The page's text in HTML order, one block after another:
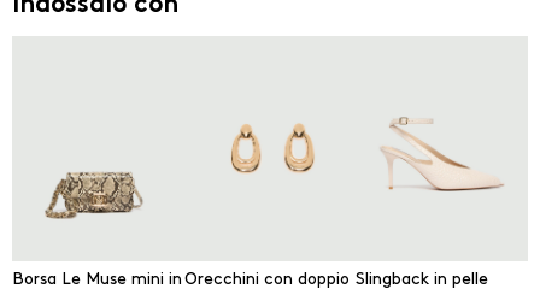
Indossalo con
Borsa Le Muse mini in Orecchini con doppio Slingback in pelle